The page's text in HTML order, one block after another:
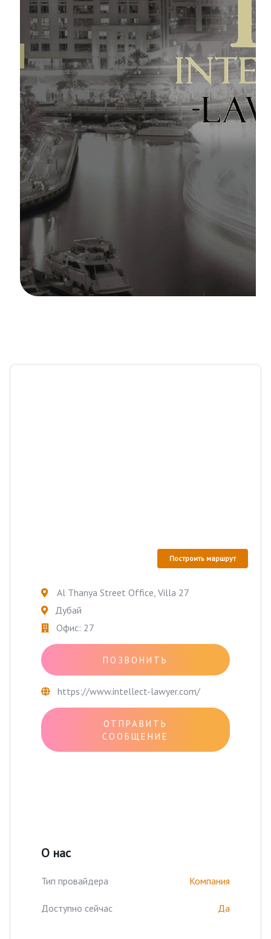
Построить маршрут
Al Thanya Street Office, Villa 27
Дубай
Офис: 27
ПОЗВОНИТЬ
https://www.intellect-lawyer.com/
ОТПРАВИТЬ
СООБЩЕНИЕ
О нас
Тип провайдера Компания
Доступно сейчас Да